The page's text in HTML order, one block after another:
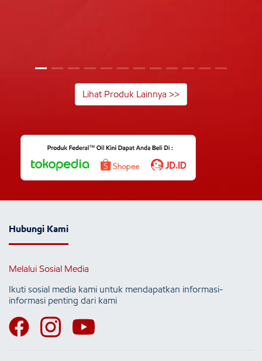
Lihat Produk Lainnya >>
Hubungi Kami
Melalui Sosial Media
Ikuti sosial media kami untuk mendapatkan informasi-
informasi penting dari kami